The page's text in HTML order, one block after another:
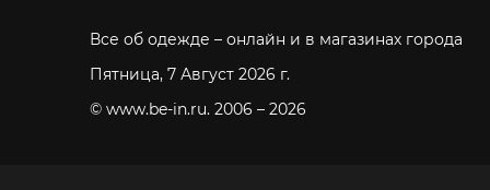
Все об одежде – онлайн и в магазинах города
Пятница, 7 Август 2026 г.
© www.be-in.ru. 2006 – 2026